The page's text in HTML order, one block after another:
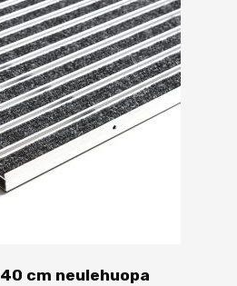
cm neulehuopa